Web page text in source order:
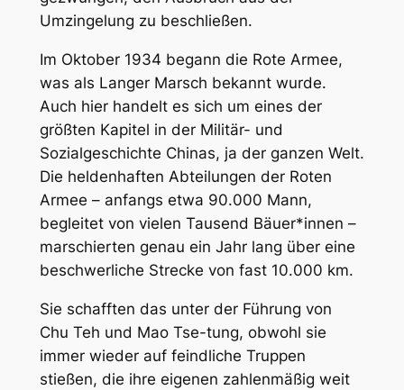
Umzingelung zu beschließen.
Im Oktober 1934 begann die Rote Armee,
was als Langer Marsch bekannt wurde.
Auch hier handelt es sich um eines der
größten Kapitel in der Militär- und
Sozialgeschichte Chinas, ja der ganzen Welt.
Die heldenhaften Abteilungen der Roten
Armee – anfangs etwa 90.000 Mann,
begleitet von vielen Tausend Bäuer*innen –
marschierten genau ein Jahr lang über eine
beschwerliche Strecke von fast 10.000 km.
Sie schafften das unter der Führung von
Chu Teh und Mao Tse-tung, obwohl sie
immer wieder auf feindliche Truppen
stießen, die ihre eigenen zahlenmäßig weit